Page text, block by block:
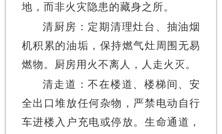
地，而非火灾隐患的藏身之所。
清厨房：定期清理灶台、抽油烟
机积累的油垢，保持燃气灶周围无易
燃物。厨房用火不离人，人走火灭。
清走道：不在楼道、楼梯间、安
全出口堆放任何杂物，严禁电动自行
车进楼入户充电或停放。生命通道，